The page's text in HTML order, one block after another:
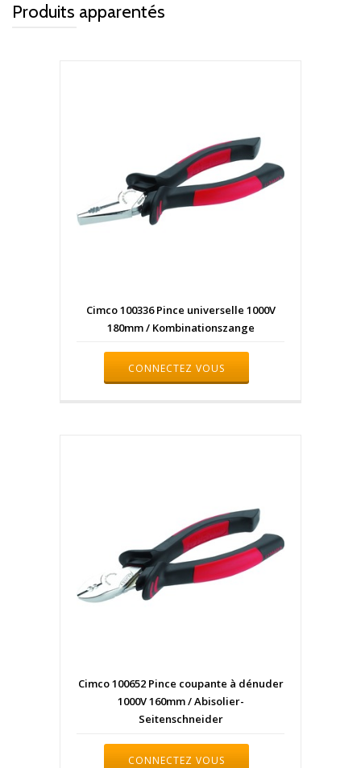
Produits apparentés
Cimco 100336 Pince universelle 1000V
180mm / Kombinationszange
CONNECTEZ VOUS
Cimco 100652 Pince coupante à dénuder
1000V 160mm / Abisolier-
Seitenschneider
CONNECTEZ VOUS